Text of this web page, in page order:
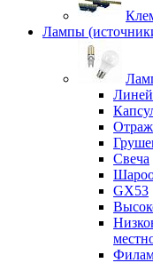
Лампы
Свеча
GX53